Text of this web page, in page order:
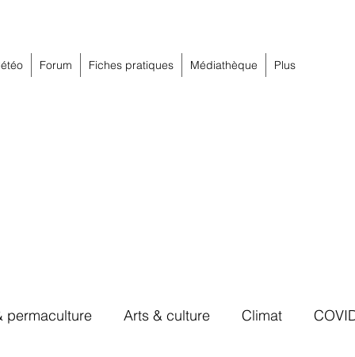
Forum Fiches pratiques Médiathèque Plus
permaculture Arts & culture Climat